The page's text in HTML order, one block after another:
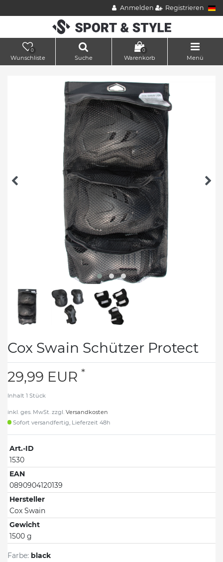
Anmelden Registrieren
0
Wunschliste Suche
0
Warenkorb Menü
Cox Swain Schützer Protect
29,99 EUR *
Inhalt 1 Stück
inkl. ges. MwSt. zzgl. Versandkosten
Sofort versandfertig, Lieferzeit 48h
Art.-ID
1530
EAN
0890904120139
Hersteller
Cox Swain
Gewicht
1500 g
Farbe: black